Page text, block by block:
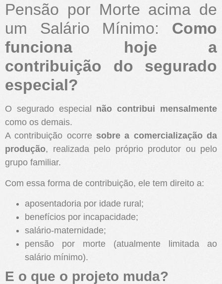
Pensão por Morte acima de
um Salário Mínimo: Como
funciona hoje a
contribuição do segurado
especial?
O segurado especial não contribui mensalmente
como os demais.
A contribuição ocorre sobre a comercialização da
produção, realizada pelo próprio produtor ou pelo
grupo familiar.
Com essa forma de contribuição, ele tem direito a:
aposentadoria por idade rural;
benefícios por incapacidade;
salário-maternidade;
pensão por morte (atualmente limitada ao
salário mínimo).
E o que o projeto muda?